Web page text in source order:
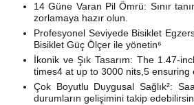
14 Güne Varan Pil Ömrü: Sınır
zorlamaya hazır olun.
Profesyonel Seviyede Bisiklet
Bisiklet Güç Ölçer ile yönetin⁶
İkonik ve Şık Tasarım: The 1.47-
times4 at up to 3000 nits,5
Çok Boyutlu Duygusal Sağlık²:
durumların gelişimini takip